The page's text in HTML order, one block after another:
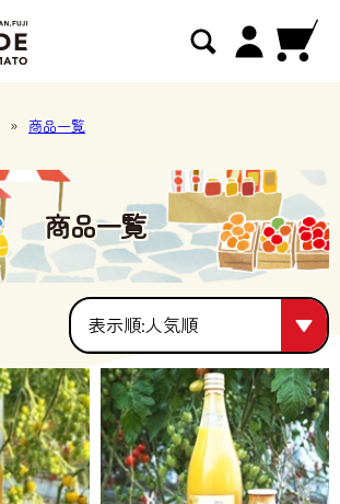
» 商品一覧
商品一覧
人気順
人気順
価格が安い
価格が高い